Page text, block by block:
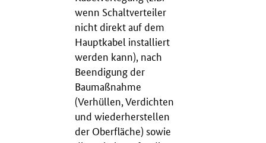
wenn Schaltverteiler
nicht direkt auf dem
Hauptkabel installiert
werden kann), nach
Beendigung der
Baumaßnahme
(Verhüllen, Verdichten
und wiederherstellen
der Oberfläche) sowie